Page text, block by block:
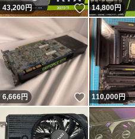
43,200円 いいね！
14,800円
6,666円 いいね！
110,000円